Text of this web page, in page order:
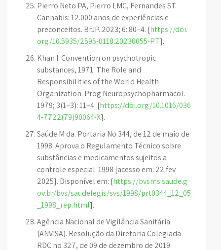
Pierro Neto PA, Pierro LMC, Fernandes ST.
Cannabis: 12.000 anos de experiências e
preconceitos. BrJP. 2023; 6: 80–4. [https://doi.
org/10.5935/2595-0118.20230055-PT].
Khan I. Convention on psychotropic
substances, 1971. The Role and
Responsibilities of the World Health
Organization. Prog Neuropsychopharmacol.
1979; 3(1–3): 11–4. [https://doi.org/10.1016/036
4-7722(79)90064-X].
Saúde M da. Portaria No 344, de 12 de maio de
1998. Aprova o Regulamento Técnico sobre
substâncias e medicamentos sujeitos a
controle especial. 1998 [acesso em: 22 fev
2025]. Disponível em: [https://bvsms.saude.g
ov.br/bvs/saudelegis/svs/1998/prt0344_12_05
_1998_rep.html].
Agência Nacional de Vigilância Sanitária
(ANVISA). Resolução da Diretoria Colegiada -
RDC no 327, de 09 de dezembro de 2019.